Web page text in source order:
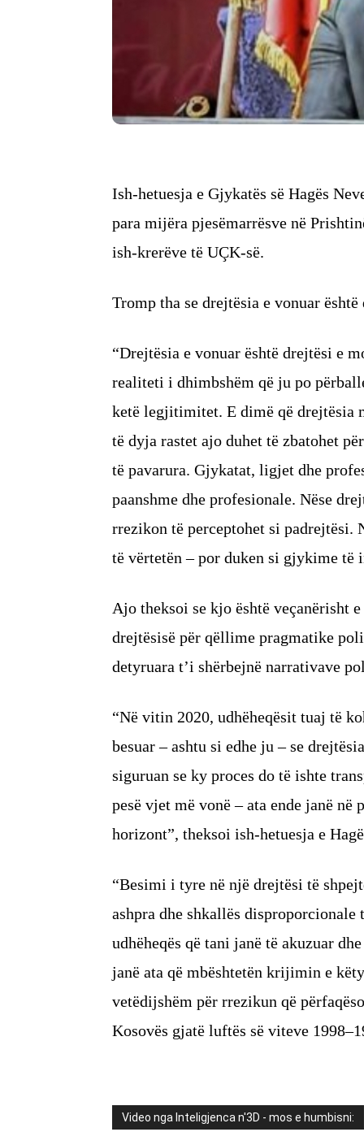
Ish-hetuesja e Gjykatës së Hagës
para mijëra pjesëmarrësve në
ish-krerëve të UÇK-së.
Tromp tha se drejtësia e vonuar
“Drejtësia e vonuar është drejtësi e
realiteti i dhimbshëm që ju po
ketë legjitimitet. E dimë që drejtësia
të dyja rastet ajo duhet të zbatohet
të pavarura. Gjykatat, ligjet dhe
paanshme dhe profesionale. Nëse
rrezikon të perceptohet si padrejtësi.
të vërtetën – por duken si gjykime të
Ajo theksoi se kjo është veçanërisht
drejtësisë për qëllime pragmatike
detyruara t’i shërbejnë narrativave
“Në vitin 2020, udhëheqësit tuaj të
besuar – ashtu si edhe ju – se
siguruan se ky proces do të ishte
pesë vjet më vonë – ata ende janë
horizont”, theksoi ish-hetuesja e
“Besimi i tyre në një drejtësi të
ashpra dhe shkallës
udhëheqës që tani janë të akuzuar
janë ata që mbështetën krijimin e
vetëdijshëm për rrezikun që
Kosovës gjatë luftës së viteve
Video nga Inteligjenca n'3D - mos e humbisni: